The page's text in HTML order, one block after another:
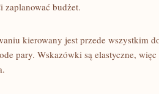
zaplanować budżet.
kierowany jest przede wszystkim
pary. Wskazówki są elastyczne,